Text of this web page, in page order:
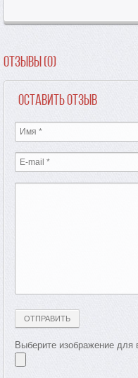
Отзывы (0)
Оставить отзыв
Выберите изображение